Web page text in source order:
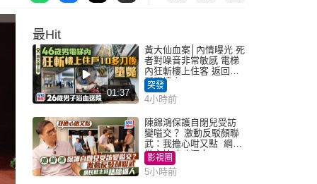
最Hit
01:37
黃大仙血案│內情曝光 死
者對噪音非常敏感 電梯
內狂斬樓上住客 返回住
所墮樓亡
突發
4小時前
陳錦鴻保護自閉兒受訪
變嗌交？ 激動反駁顏聯
武：我擔心咁又點 網民
批主持咄咄逼人
影視圈
5小時前